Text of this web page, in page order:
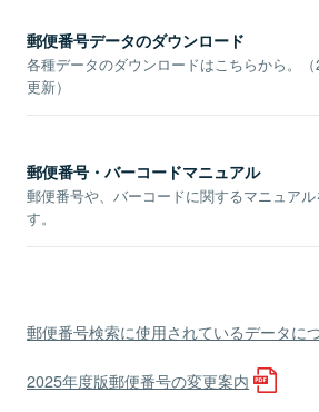
郵便番号データのダウンロード
各種データのダウンロードはこちらから。（
更新）
郵便番号・バーコードマニュアル
郵便番号や、バーコードに関するマニュアル
す。
郵便番号検索に使用されているデータに
2025年度版郵便番号の変更案内